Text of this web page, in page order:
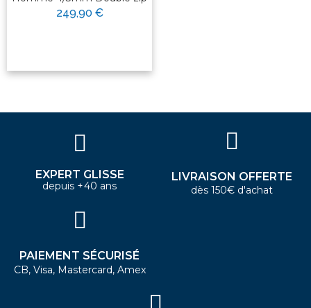
249,90 €
EXPERT GLISSE
depuis +40 ans
LIVRAISON OFFERTE
dès 150€ d'achat
PAIEMENT SÉCURISÉ
CB, Visa, Mastercard, Amex